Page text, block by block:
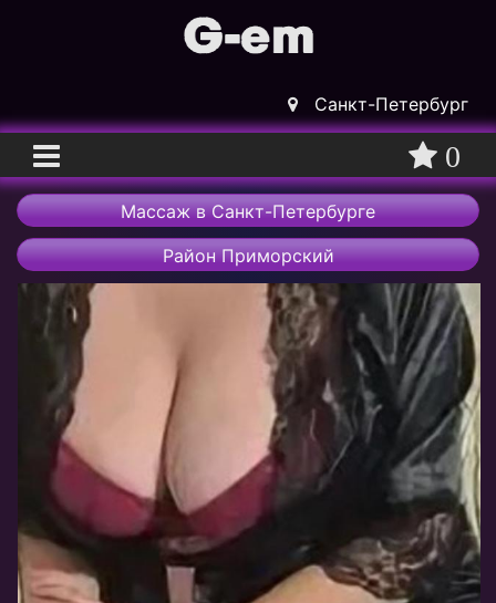
Санкт-Петербург
0
Главная
Вход
Регистрация
Массажисты
Массажные салоны
Массаж в Санкт-Петербурге
Район Приморский